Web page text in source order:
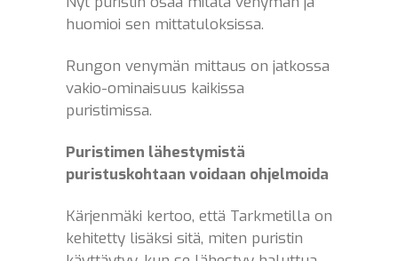
huomioi sen mittatuloksissa.
Rungon venymän mittaus on jatkossa
vakio-ominaisuus kaikissa
puristimissa.
Puristimen lähestymistä
puristuskohtaan voidaan ohjelmoida
Kärjenmäki kertoo, että Tarkmetilla on
kehitetty lisäksi sitä, miten puristin